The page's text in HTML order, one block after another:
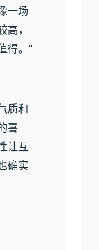
一场
，
得。"
质和
喜
让互
确实